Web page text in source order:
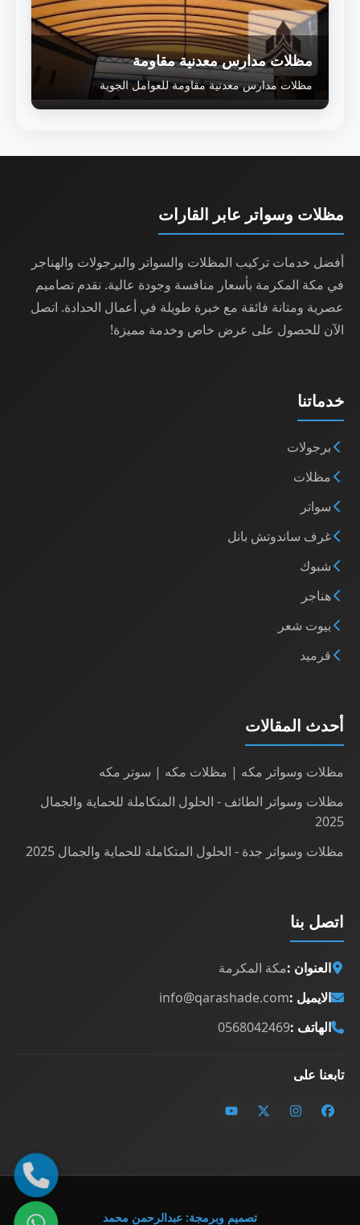
مظلات مدارس معدنية مقاومة
مظلات مدارس معدنية مقاومة للعوامل الجوية
مظلات وسواتر عابر القارات
أفضل خدمات تركيب المظلات والسواتر والبرجولات والهناجر
في مكة المكرمة بأسعار منافسة وجودة عالية. نقدم تصاميم
عصرية ومتانة فائقة مع خبرة طويلة في أعمال الحدادة. اتصل
الآن للحصول على عرض خاص وخدمة مميزة!
خدماتنا
برجولات
مظلات
سواتر
غرف ساندوتش بانل
شبوك
هناجر
بيوت شعر
قرميد
أحدث المقالات
مظلات وسواتر مكه | مظلات مكه | سوتر مكه
مظلات وسواتر الطائف - الحلول المتكاملة للحماية والجمال
2025
مظلات وسواتر جدة - الحلول المتكاملة للحماية والجمال 2025
اتصل بنا
العنوان :مكة المكرمة
الايميل :info@qarashade.com
الهاتف :0568042469
تابعنا على
تصميم وبرمجة: عبدالرحمن محمد